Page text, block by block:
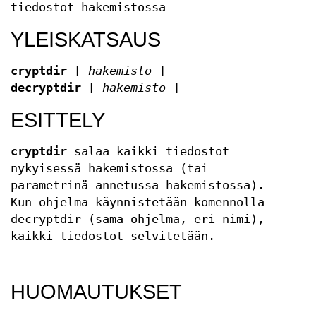
tiedostot hakemistossa
YLEISKATSAUS
cryptdir [ hakemisto ]
decryptdir [ hakemisto ]
ESITTELY
cryptdir salaa kaikki tiedostot
nykyisessä hakemistossa (tai
parametrinä annetussa hakemistossa).
Kun ohjelma käynnistetään komennolla
decryptdir (sama ohjelma, eri nimi),
kaikki tiedostot selvitetään.
HUOMAUTUKSET